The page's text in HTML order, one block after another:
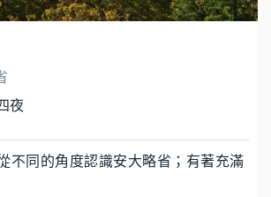
夜
同的角度認識安大略省；有著充滿